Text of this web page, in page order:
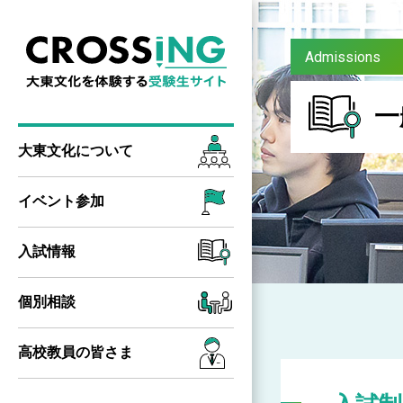
大東文化について
イベント参加
入試情報
個別相談
高校教員の皆さま
Admissions